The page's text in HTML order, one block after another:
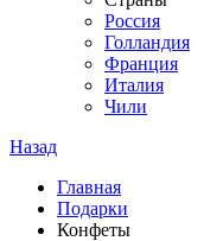
Россия
Голландия
Франция
Италия
Чили
Назад
Главная
Подарки
Конфеты